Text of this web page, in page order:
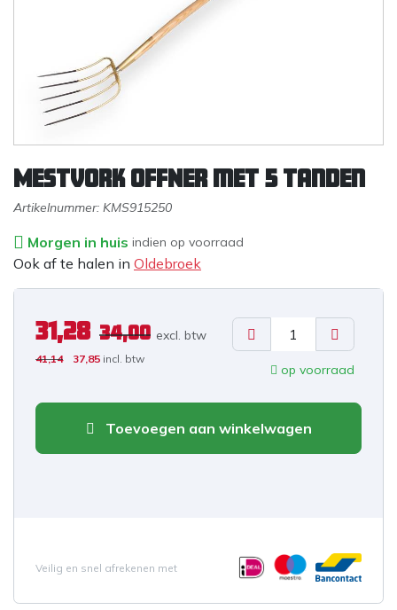
Mestvork OFFNER met 5 tanden
Artikelnummer: KMS915250
Morgen in huis indien op voorraad
Ook af te halen in Oldebroek
31,28 34,00 excl. btw
41,14 37,85 incl. btw
op voorraad
Toevoegen aan winkelwagen
Veilig en snel afrekenen met